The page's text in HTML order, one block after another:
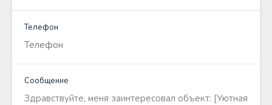
Телефон
Сообщение